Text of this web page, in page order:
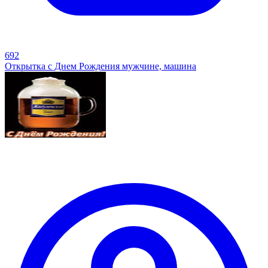
692
Открытка с Днем Рождения мужчине, машина